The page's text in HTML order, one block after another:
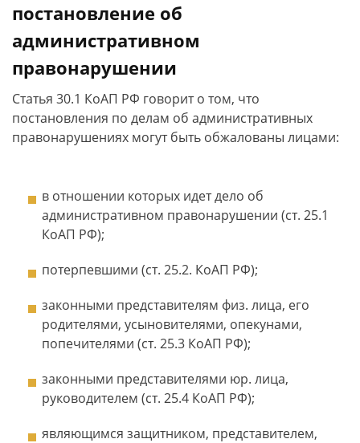
постановление об
административном
правонарушении
Статья 30.1 КоАП РФ говорит о том, что
постановления по делам об административных
правонарушениях могут быть обжалованы лицами:
в отношении которых идет дело об
административном правонарушении (ст. 25.1
КоАП РФ);
потерпевшими (ст. 25.2. КоАП РФ);
законными представителям физ. лица, его
родителями, усыновителями, опекунами,
попечителями (ст. 25.3 КоАП РФ);
законными представителями юр. лица,
руководителем (ст. 25.4 КоАП РФ);
являющимся защитником, представителем,